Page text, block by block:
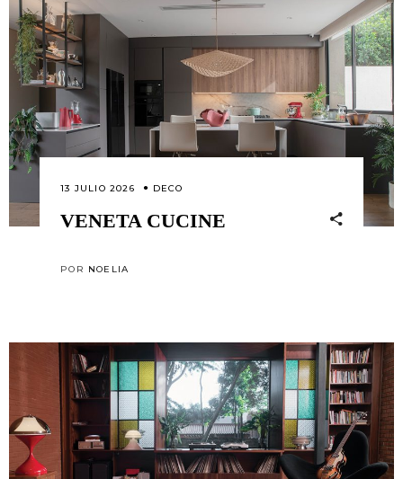
13 JULIO 2026 DECO
VENETA CUCINE
POR NOELIA